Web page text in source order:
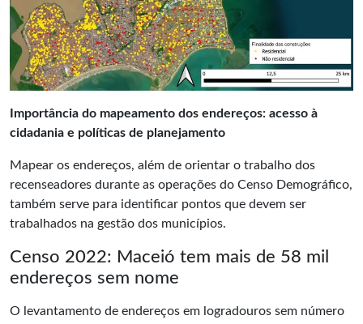
Importância do mapeamento dos endereços: acesso à
cidadania e políticas de planejamento
Mapear os endereços, além de orientar o trabalho dos
recenseadores durante as operações do Censo Demográfico,
também serve para identificar pontos que devem ser
trabalhados na gestão dos municípios.
Censo 2022: Maceió tem mais de 58 mil
endereços sem nome
O levantamento de endereços em logradouros sem número